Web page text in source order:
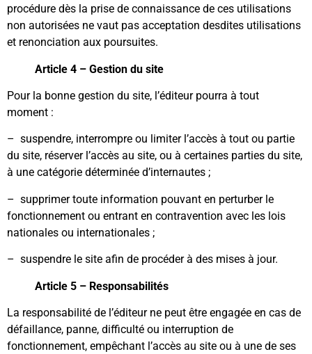
procédure dès la prise de connaissance de ces utilisations
non autorisées ne vaut pas acceptation desdites utilisations
et renonciation aux poursuites.
Article 4 – Gestion du site
Pour la bonne gestion du site, l’éditeur pourra à tout
moment :
– suspendre, interrompre ou limiter l’accès à tout ou partie
du site, réserver l’accès au site, ou à certaines parties du site,
à une catégorie déterminée d’internautes ;
– supprimer toute information pouvant en perturber le
fonctionnement ou entrant en contravention avec les lois
nationales ou internationales ;
– suspendre le site afin de procéder à des mises à jour.
Article 5 – Responsabilités
La responsabilité de l’éditeur ne peut être engagée en cas de
défaillance, panne, difficulté ou interruption de
fonctionnement, empêchant l’accès au site ou à une de ses